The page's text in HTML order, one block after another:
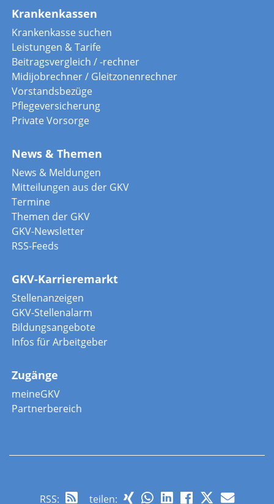
Krankenkassen
Krankenkasse suchen
Leistungen & Tarife
Beitragsvergleich / -rechner
Midijobrechner / Gleitzonenrechner
Vorstandsbezüge
Pflegeversicherung
Private Vorsorge
News & Themen
News & Meldungen
Mitteilungen aus der GKV
Termine
Themen der GKV
GKV-Newsletter
RSS-Feeds
GKV-Karrieremarkt
Stellenanzeigen
GKV-Stellenalarm
Bildungsangebote
Infos für Arbeitgeber
Zugänge
meineGKV
Partnerbereich
RSS: teilen: